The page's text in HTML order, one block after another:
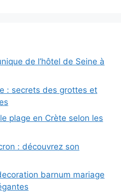
de l’hôtel de Seine à
: secrets des grottes et
plage en Crète selon les
: découvrez son
barnum mariage